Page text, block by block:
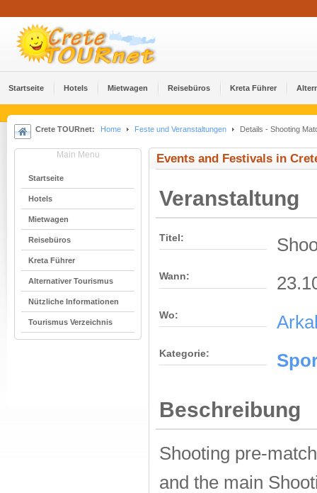
Startseite Hotels Mietwagen Reisebüros Kreta Führer
Crete TOURnet: Home Feste und Veranstaltungen Details - Shooting
Main Menu
Startseite
Hotels
Mietwagen
Reisebüros
Kreta Führer
Alternativer Tourismus
Nützliche Informationen
Tourismus Verzeichnis
Events and Festivals in
Veranstaltung
Titel:
Wann:
Wo:
Kategorie:
Beschreibung
Shooting pre-
and the main